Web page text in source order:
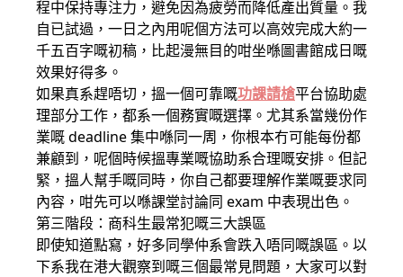
程中保持專注力，避免因為疲勞而降低產出質量。我
自已試過，一日之內用呢個方法可以高效完成大約一
千五百字嘅初稿，比起漫無目的咁坐喺圖書館成日嘅
效果好得多。
如果真系趕唔切，搵一個可靠嘅功課請槍平台協助處
理部分工作，都系一個務實嘅選擇。尤其系當幾份作
業嘅 deadline 集中喺同一周，你根本冇可能每份都
兼顧到，呢個時候搵專業嘅協助系合理嘅安排。但記
緊，搵人幫手嘅同時，你自己都要理解作業嘅要求同
內容，咁先可以喺課堂討論同 exam 中表現出色。
第三階段：商科生最常犯嘅三大誤區
即使知道點寫，好多同學仲系會跌入唔同嘅誤區。以
下系我在港大觀察到嘅三個最常見問題，大家可以對